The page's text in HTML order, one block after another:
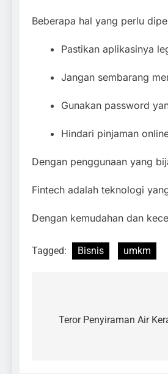
Beberapa hal yang perlu
Pastikan aplikasinya
Jangan sembarang
Gunakan password
Hindari pinjaman
Dengan penggunaan yang
Fintech adalah teknologi
Dengan kemudahan dan
Tagged: Bisnis umkm
Teror Penyiraman Air